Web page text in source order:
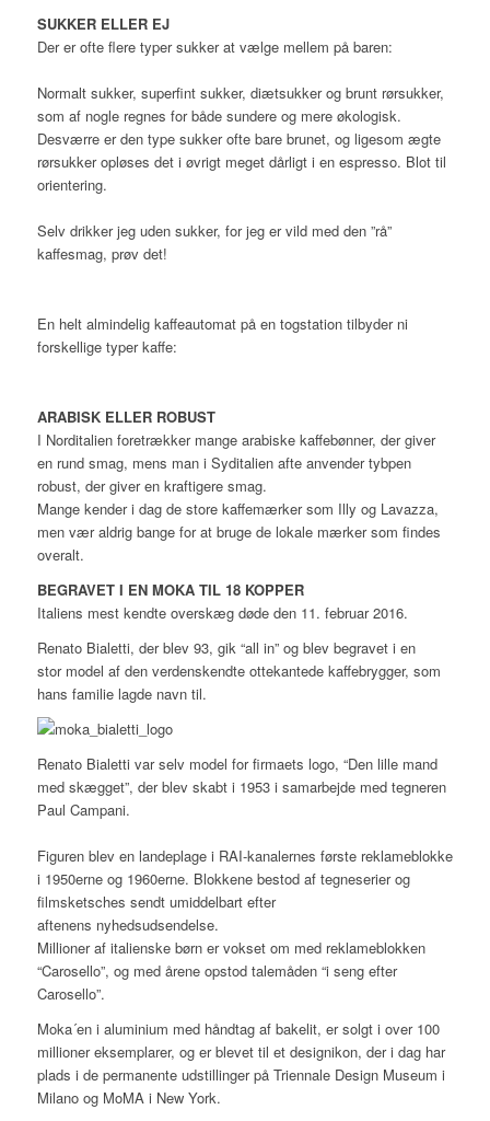
SUKKER ELLER EJ
Der er ofte flere typer sukker at vælge mellem på baren:
Normalt sukker, superfint sukker, diætsukker og brunt rørsukker,
som af nogle regnes for både sundere og mere økologisk.
Desværre er den type sukker ofte bare brunet, og ligesom ægte
rørsukker opløses det i øvrigt meget dårligt i en espresso. Blot til
orientering.
Selv drikker jeg uden sukker, for jeg er vild med den ”rå”
kaffesmag, prøv det!
En helt almindelig kaffeautomat på en togstation tilbyder ni
forskellige typer kaffe:
ARABISK ELLER ROBUST
I Norditalien foretrækker mange arabiske kaffebønner, der giver
en rund smag, mens man i Syditalien afte anvender tybpen
robust, der giver en kraftigere smag.
Mange kender i dag de store kaffemærker som Illy og Lavazza,
men vær aldrig bange for at bruge de lokale mærker som findes
overalt.
BEGRAVET I EN MOKA TIL 18 KOPPER
Italiens mest kendte overskæg døde den 11. februar 2016.
Renato Bialetti, der blev 93, gik “all in” og blev begravet i en
stor model af den verdenskendte ottekantede kaffebrygger, som
hans familie lagde navn til.
Renato Bialetti var selv model for firmaets logo, “Den lille mand
med skægget”, der blev skabt i 1953 i samarbejde med tegneren
Paul Campani.
Figuren blev en landeplage i RAI-kanalernes første reklameblokke
i 1950erne og 1960erne. Blokkene bestod af tegneserier og
filmsketsches sendt umiddelbart efter
aftenens nyhedsudsendelse.
Millioner af italienske børn er vokset om med reklameblokken
“Carosello”, og med årene opstod talemåden “i seng efter
Carosello”.
Moka´en i aluminium med håndtag af bakelit, er solgt i over 100
millioner eksemplarer, og er blevet til et designikon, der i dag har
plads i de permanente udstillinger på Triennale Design Museum i
Milano og MoMA i New York.